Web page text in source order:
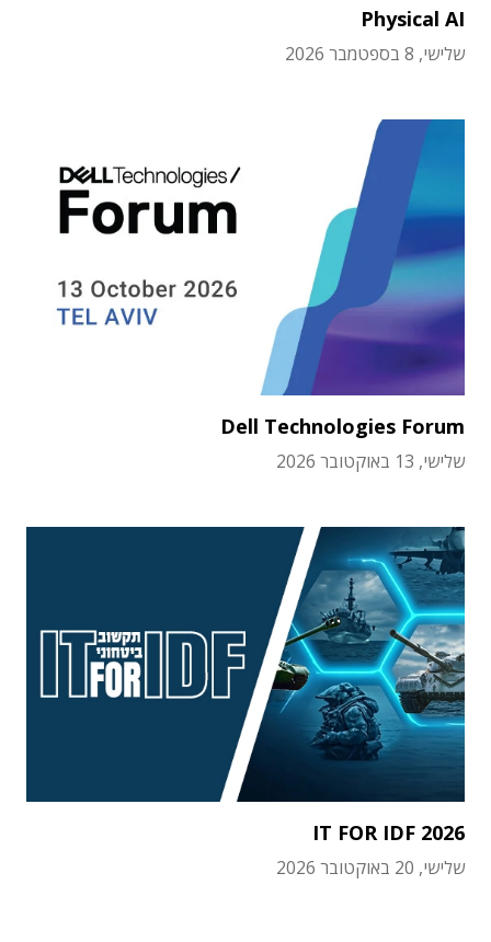
Physical AI
שלישי, 8 בספטמבר 2026
Dell Technologies Forum
שלישי, 13 באוקטובר 2026
IT FOR IDF 2026
שלישי, 20 באוקטובר 2026